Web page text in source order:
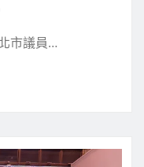
市議員…